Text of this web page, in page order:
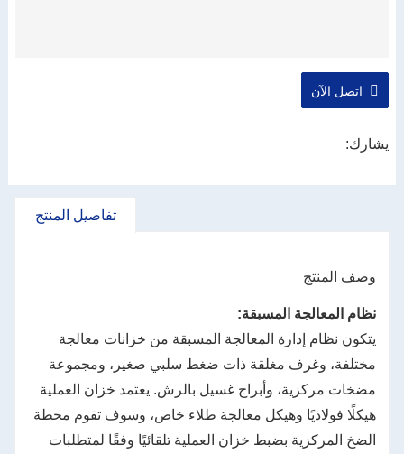
اتصل الآن
يشارك:
تفاصيل المنتج
وصف المنتج
نظام المعالجة المسبقة:
يتكون نظام إدارة المعالجة المسبقة من خزانات معالجة
مختلفة، وغرف مغلقة ذات ضغط سلبي صغير، ومجموعة
مضخات مركزية، وأبراج غسيل بالرش. يعتمد خزان العملية
هيكلًا فولاذيًا وهيكل معالجة طلاء خاص، وسوف تقوم محطة
الضخ المركزية بضبط خزان العملية تلقائيًا وفقًا لمتطلبات